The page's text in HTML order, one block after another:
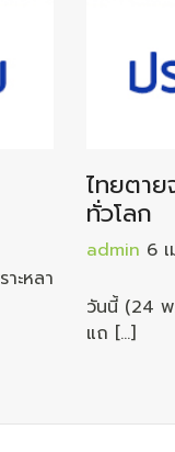
ะหลา
ไทยตา
ทั่วโลก
admin 6
วันนี้ (24 พ
แถ […]